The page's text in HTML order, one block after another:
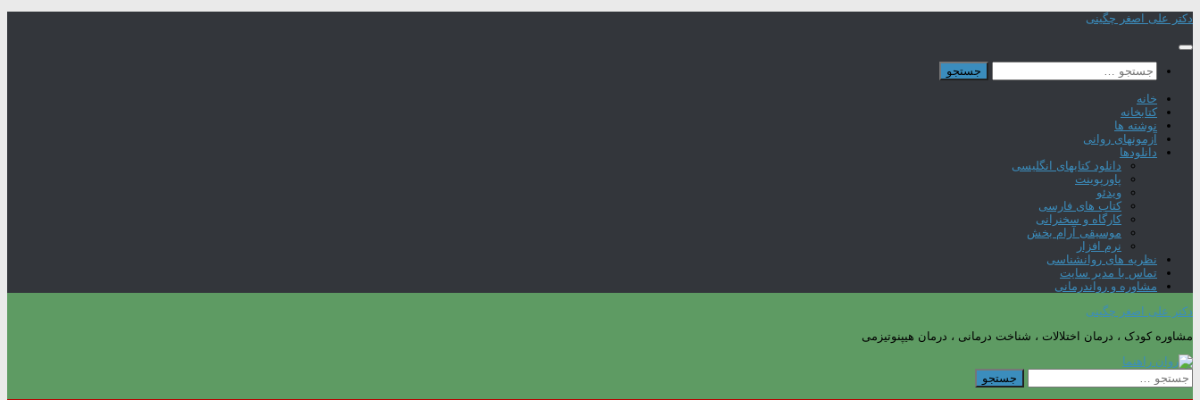
Skip
content
دکتر علی اصغر چگینی
جستجو
برای:
خانه
کتابخانه
نوشته ها
آزمونهای روانی
دانلودها
دانلود کتابهای انگلیسی
پاورپوینت
ویدئو
کتاب های فارسی
کارگاه و سخنرانی
موسیقی آرام بخش
نرم افزار
نظریه های روانشناسی
تماس با مدیر سایت
مشاوره و رواندرمانی
دکتر علی اصغر چگینی
مشاوره کودک ، درمان اختلالات ، شناخت درمانی ، درمان هیپنوتیزمی
جستجو
برای: